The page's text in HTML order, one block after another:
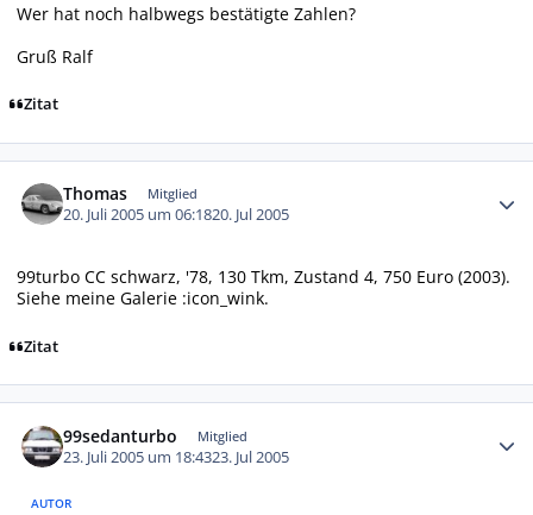
Wer hat noch halbwegs bestätigte Zahlen?
Gruß Ralf
Zitat
Thomas Mitglied
20. Juli 2005 um 06:1820. Jul 2005
99turbo CC schwarz, '78, 130 Tkm, Zustand 4, 750 Euro (2003).
Siehe meine Galerie :icon_wink.
Zitat
99sedanturbo Mitglied
23. Juli 2005 um 18:4323. Jul 2005
AUTOR